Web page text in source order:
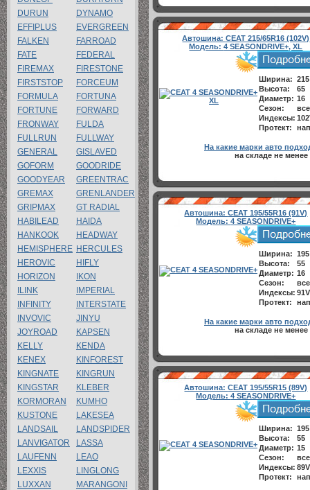
Автошина:CEAT 215/65R16 (102V)
Модель:4 SEASONDRIVE+, XL
Ширина: 215
Высота:
65
Диаметр: 16
Сезон:
Индексы:
Протект:
На какие марки авто
на складе не менее
Автошина:CEAT 195/55R16 (91V)
Модель:4 SEASONDRIVE+
Ширина: 195
Высота:
55
Диаметр: 16
Сезон:
Индексы: 91V
Протект:
На какие марки авто
на складе не менее
Автошина:CEAT 195/55R15 (89V)
Модель:4 SEASONDRIVE+
Ширина: 195
Высота:
55
Диаметр: 15
Сезон:
Индексы: 89V
Протект:
DURUN
DYNAMO
EFFIPLUS
EVERGREEN
FALKEN
FARROAD
FATE
FEDERAL
FIREMAX
FIRESTONE
FIRSTSTOP
FORCEUM
FORMULA
FORTUNA
FORTUNE
FORWARD
FRONWAY
FULDA
FULLRUN
FULLWAY
GENERAL
GISLAVED
GOFORM
GOODRIDE
GOODYEAR
GREENTRAC
GREMAX
GRENLANDER
GRIPMAX
GT RADIAL
HABILEAD
HAIDA
HANKOOK
HEADWAY
HEMISPHERE HERCULES
HEROVIC
HIFLY
HORIZON
IKON
ILINK
IMPERIAL
INFINITY
INTERSTATE
INVOVIC
JINYU
JOYROAD
KAPSEN
KELLY
KENDA
KENEX
KINFOREST
KINGNATE
KINGRUN
KINGSTAR
KLEBER
KORMORAN
KUMHO
KUSTONE
LAKESEA
LANDSAIL
LANDSPIDER
LANVIGATOR
LASSA
LAUFENN
LEAO
LEXXIS
LINGLONG
LUXXAN
MARANGONI